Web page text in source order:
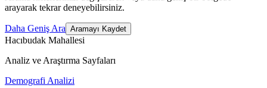
arayarak tekrar deneyebilirsiniz.
Daha Geniş Ara Aramayı Kaydet
Hacıbudak Mahallesi
Analiz ve Araştırma Sayfaları
Demografi Analizi